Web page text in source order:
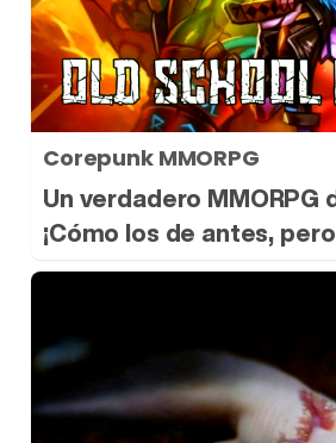
Corepunk MMORPG
Un verdadero MMORPG
¡Cómo los de antes,